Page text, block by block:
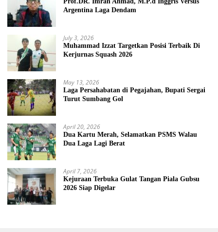
Argentina Laga Dendam
July 3, 2026
Muhammad Izzat Targetkan Posisi Terbaik Di
Kerjurnas Squash 2026
May 13, 2026
Laga Persahabatan di Pegajahan, Bupati Sergai
Turut Sumbang Gol
April 20, 2026
Dua Kartu Merah, Selamatkan PSMS Walau
Dua Laga Lagi Berat
April 7, 2026
Kejuraan Terbuka Gulat Tangan Piala Gubsu
2026 Siap Digelar